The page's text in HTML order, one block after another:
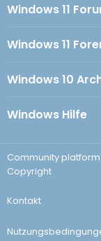
Windows 11
Windows 11
Windows 10
Windows Hilfe
Community
Copyright
Kontakt